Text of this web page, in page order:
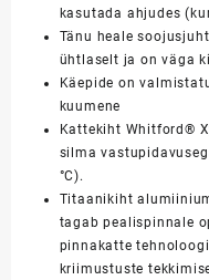
kasutada ahjudes
Tänu heale
ühtlaselt ja on väga
Käepide on
kuumene
Kattekiht Whitford®
silma
°C).
Titaanikiht
tagab pealispinnale
pinnakatte
kriimustuste